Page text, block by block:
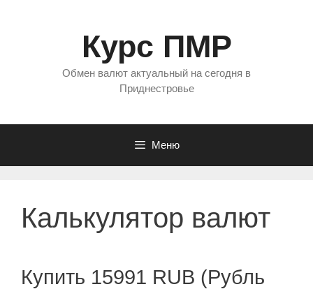
Курс ПМР
Обмен валют актуальный на сегодня в
Приднестровье
Меню
Калькулятор валют
Купить 15991 RUB (Рубль